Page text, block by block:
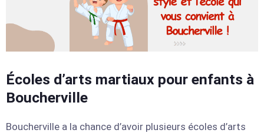
Écoles d’arts martiaux pour enfants à
Boucherville
Boucherville a la chance d’avoir plusieurs écoles d’arts